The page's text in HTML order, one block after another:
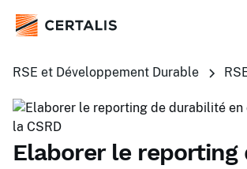
RSE et Développement Durable
Elaborer le reporting